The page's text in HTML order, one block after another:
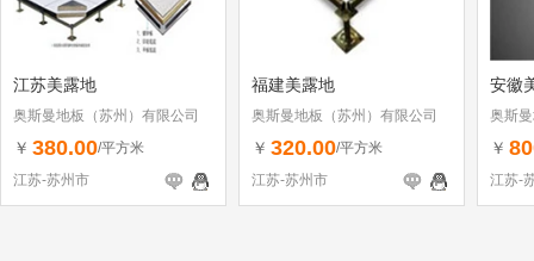
江苏美露地
奥斯曼地板（苏州）有限公司
￥ 380.00/平方米
江苏-苏州市
福建美露地
奥斯曼地板（苏州）有限公司
￥ 320.00/平方米
江苏-苏州市
安徽
奥斯
￥
江苏-